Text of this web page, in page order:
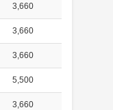
3,660
3,660
3,660
5,500
3,660